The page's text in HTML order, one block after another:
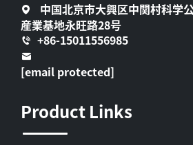
中国北京市大興区中関村科学
産業基地永旺路28号
+86-15011556985
[email protected]
Product Links